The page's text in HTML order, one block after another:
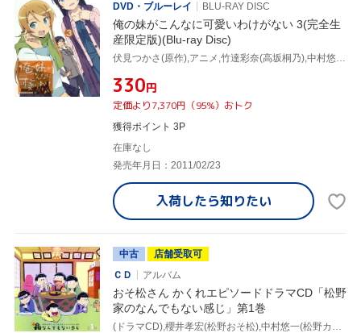
DVD・ブルーレイ
BLU-RAY DISC
俺の妹がこんなに可愛いわけがない 3(完全生
産限定版)(Blu-ray Disc)
伏見つかさ(原作),アニメ,竹達彩奈(高坂桐乃),中村悠一(高坂京介),花澤香菜(黒猫),織田広之(キャラクターデザイン),神前暁(音楽)
¥330円
定価より7,370円（95%）おトク
獲得ポイント 3P
在庫なし
発売年月日：2011/02/23
入荷したら知りたい
中古
店舗受取可
ＣＤ
アルバム
おそ松さん かくれエピソードドラマCD「松野
家のなんでもない感じ」第1巻
(ドラマCD),櫻井孝宏(松野おそ松),中村悠一(松野カラ松),神谷浩史(松野チョロ松),福山潤(松野一松),小野大輔(松野十四松),入野自由(松野トド松),斎藤桃子(女の子)